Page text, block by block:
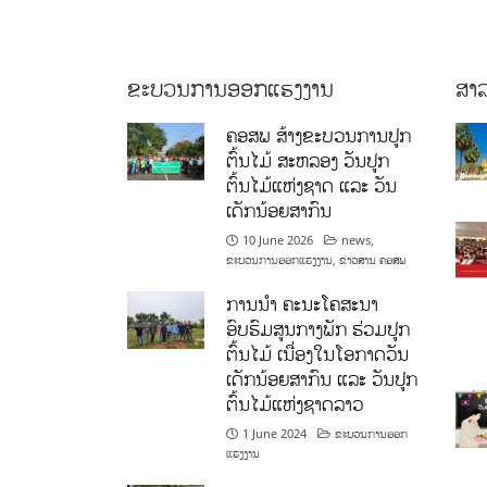
ຂະບວນການອອກແຮງງານ
ຄອສພ ສ້າງຂະບວນການປູກ
ຕົ້ນໄມ້ ສະຫລອງ ວັນປູກ
ຕົ້ນໄມ້ແຫ່ງຊາດ ແລະ ວັນ
ເດັກນ້ອຍສາກົນ
10 June 2026 news,
ຂະບວນການອອກແຮງງານ, ຂ່າວສານ ຄອສພ
ການນໍາ ຄະນະໂຄສະນາ
ອົບຮົມສູນກາງພັກ ຮ່ວມປູກ
ຕົ້ນໄມ້ ເນື່ອງໃນໂອກາດວັນ
ເດັກນ້ອຍສາກົນ ແລະ ວັນປູກ
ຕົ້ນໄມ້ແຫ່ງຊາດລາວ
1 June 2024
ຂະບວນການອອກ
ແຮງງານ
ສາ